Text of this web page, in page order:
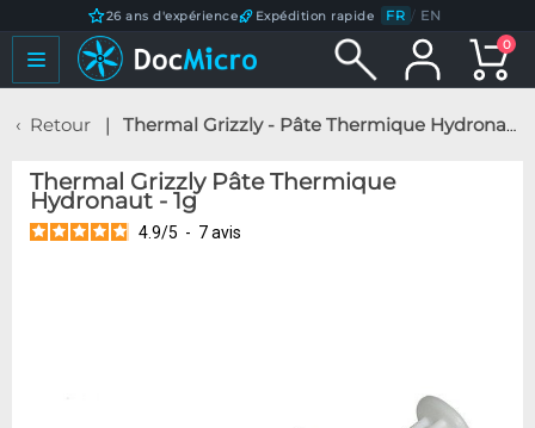
26 ans d'expérience Expédition rapide FR / EN
0
Retour Thermal Grizzly - Pâte Thermique Hydronaut - 1g
Thermal Grizzly Pâte Thermique
Hydronaut - 1g
4.9/5 - 7avis